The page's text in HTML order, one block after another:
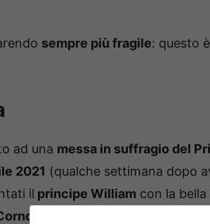
sempre più fragile: questo
ad una messa in suffragio del
2021 (qualche settimana dopo
il principe William con la bella